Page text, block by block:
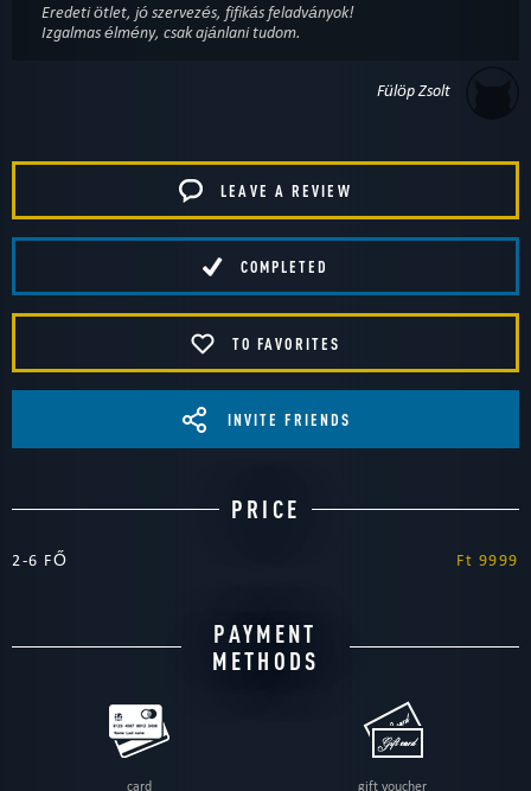
Eredeti ötlet, jó szervezés, fifikás feladványok!
Izgalmas élmény, csak ajánlani tudom.
Fülöp Zsolt
LEAVE A REVIEW
COMPLETED
TO FAVORITES
INVITE FRIENDS
PRICE
2-6 FŐ Ft 9999
PAYMENT
METHODS
card gift voucher